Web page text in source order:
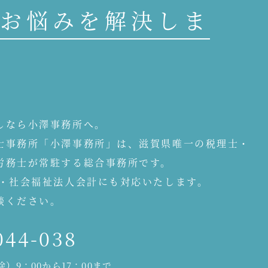
悩みを解決しま
ら小澤事務所へ。
務所「小澤事務所」は、滋賀県唯一の税理士・
士が常駐する総合事務所です。
社会福祉法人会計にも対応いたします。
ださい。
038
）9：00から17：00まで